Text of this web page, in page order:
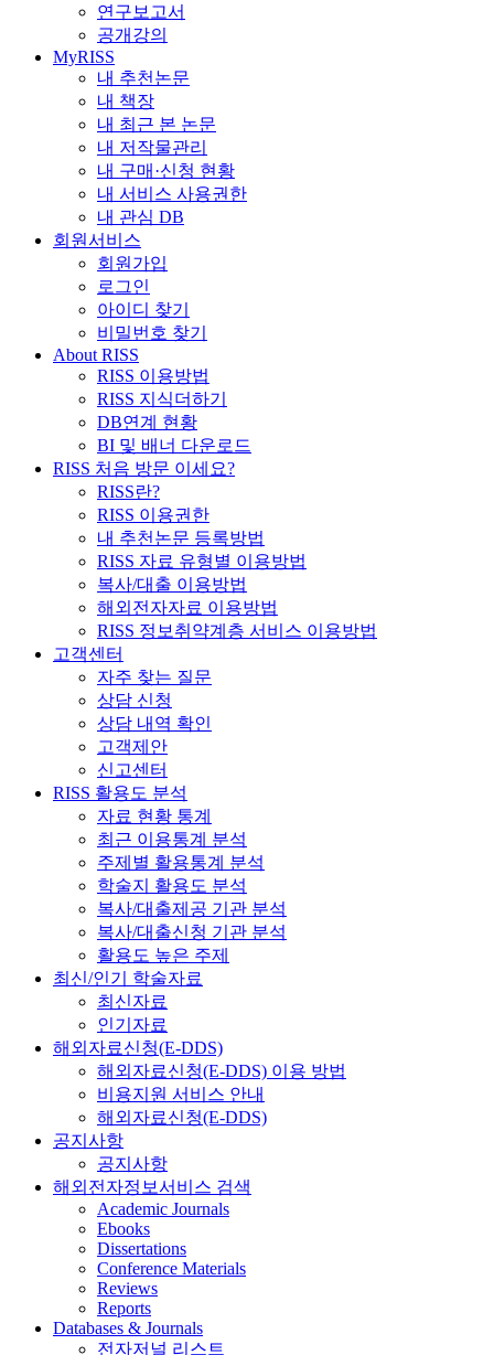
연구보고서
공개강의
MyRISS
내 추천논문
내 책장
내 최근 본 논문
내 저작물관리
내 구매·신청 현황
내 서비스 사용권한
내 관심 DB
회원서비스
회원가입
로그인
아이디 찾기
비밀번호 찾기
About RISS
RISS 이용방법
RISS 지식더하기
DB연계 현황
BI 및 배너 다운로드
RISS 처음 방문 이세요?
RISS란?
RISS 이용권한
내 추천논문 등록방법
RISS 자료 유형별 이용방법
복사/대출 이용방법
해외전자자료 이용방법
RISS 정보취약계층 서비스 이용방법
고객센터
자주 찾는 질문
상담 신청
상담 내역 확인
고객제안
신고센터
RISS 활용도 분석
자료 현황 통계
최근 이용통계 분석
주제별 활용통계 분석
학술지 활용도 분석
복사/대출제공 기관 분석
복사/대출신청 기관 분석
활용도 높은 주제
최신/인기 학술자료
최신자료
인기자료
해외자료신청(E-DDS)
해외자료신청(E-DDS) 이용 방법
비용지원 서비스 안내
해외자료신청(E-DDS)
공지사항
공지사항
해외전자정보서비스 검색
Academic Journals
Ebooks
Dissertations
Conference Materials
Reviews
Reports
Databases & Journals
전자저널 리스트